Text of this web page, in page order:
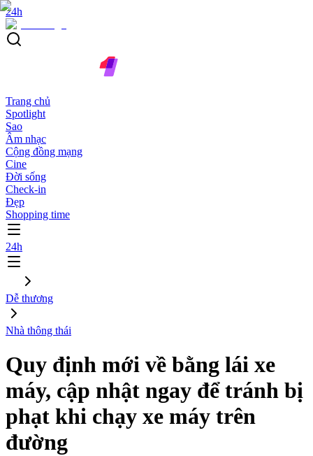
24h
Trang chủ
Spotlight
Sao
Âm nhạc
Cộng đồng mạng
Cine
Đời sống
Check-in
Đẹp
Shopping time
24h
Dễ thương
Nhà thông thái
Quy định mới về bằng lái xe
máy, cập nhật ngay để tránh bị
phạt khi chạy xe máy trên
đường